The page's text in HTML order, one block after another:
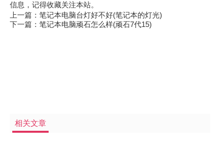
信息，记得收藏关注本站。
上一篇： 笔记本电脑台灯好不好(笔记本的灯光)
下一篇： 笔记本电脑顽石怎么样(顽石7代15)
相关文章